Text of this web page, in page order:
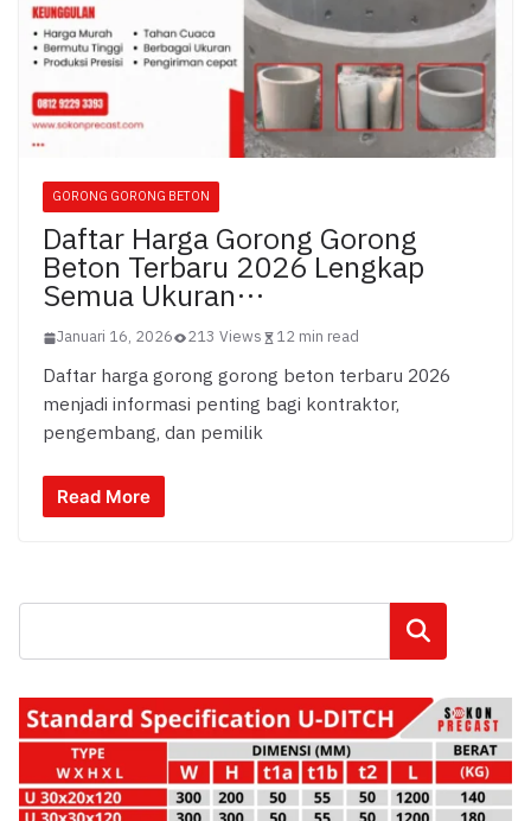
GORONG GORONG BETON
Daftar Harga Gorong Gorong
Beton Terbaru 2026 Lengkap
Semua Ukuran…
Januari 16, 2026 213 Views 12 min read
Daftar harga gorong gorong beton terbaru 2026
menjadi informasi penting bagi kontraktor,
pengembang, dan pemilik
Read More
Cari